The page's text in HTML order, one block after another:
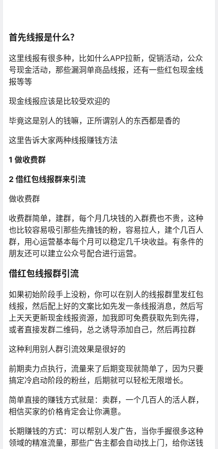
首先线报是什么？
这里线报有很多种，比如什么APP拉新，促销活动，公众
号现金活动，那些漏洞单商品线报，还有一些红包现金线
报等等
现金线报应该是比较受欢迎的
毕竟这是别人的钱嘛，正所谓别人的东西都是香的
这里告诉大家两种线报赚钱方法
1 做收费群
2 借红包线报群来引流
做收费群
收费群简单，建群，每个月几块钱的入群费也不贵，这种
也比较容易吸引那些先撸钱的粉，容易拉人，建个几百人
群，用心运营基本每个月可以稳定几千块收益。有条件的
朋友还可以建立公众号配合进行运营。
借红包线报群引流
如果初始阶段手上没粉，你可以在别人的线报群里发红包
线报，然后配上好的文案比如先发一条线报消息，然后写
上天天更新现金线报资源，加我即可免费获取先到先得，
或者直接发群二维码，总之诱导添加自己，然后再拉群
这种利用别人群引流效果是很好的
前期卖力点执行，流量来了后期变现就简单了，因为只要
搞定冷启动阶段的粉丝，后期就可以轻松无限增长。
简单直接的赚钱方式就是：卖群，一个几百人的活人群，
相信买家的价格肯定会让你满意。
长期赚钱的方式：可以帮别人发广告，当你手握很多这种
领域的精准流量，那些广告主都会自动找上门，给你送钱